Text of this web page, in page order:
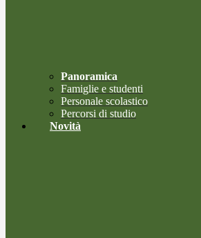
Panoramica
Famiglie e studenti
Personale scolastico
Percorsi di studio
Novità